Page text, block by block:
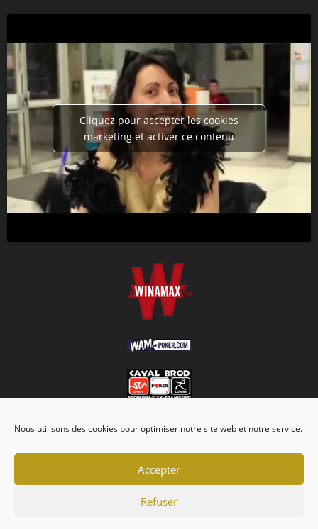
Nous utilisons des cookies pour optimiser notre site web et notre service.
Accepter
Refuser
Cliquez pour accepter les cookies
marketing et activer ce contenu